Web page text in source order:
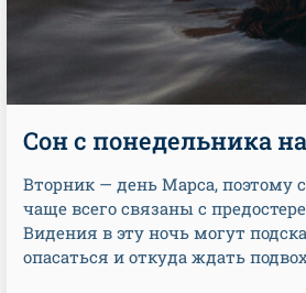
Сон с понедельника
Вторник — день Марса, поэтому
чаще всего связаны с
Видения в эту ночь могут
опасаться и откуда ждать